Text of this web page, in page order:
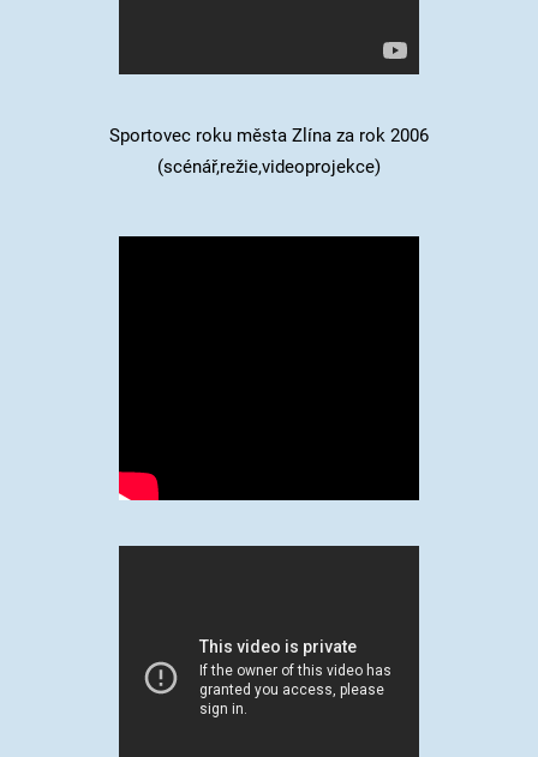
Sportovec roku města Zlína za rok 2006
(scénář,režie,videoprojekce)